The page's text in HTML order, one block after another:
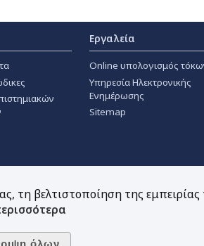
Εργαλεία
Online υπολογισμός
Υπηρεσία Ηλεκτρονικής
Ενημέρωσης
Sitemap
τη βελτιστοποίηση της